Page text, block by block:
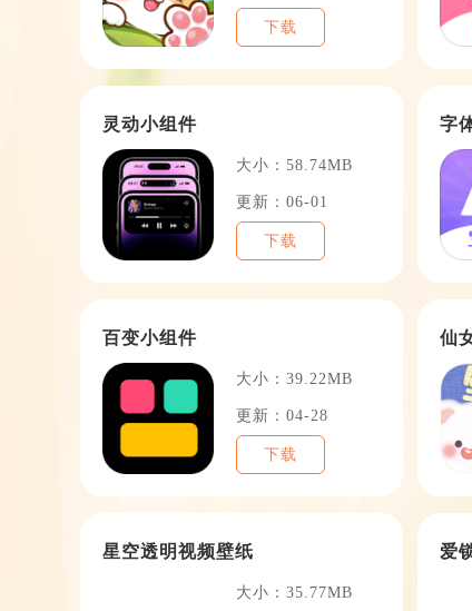
下载
灵动小组件
大小：58.74MB
更新：06-01
下载
字
百变小组件
大小：39.22MB
更新：04-28
下载
仙
星空透明视频壁纸
大小：35.77MB
爱